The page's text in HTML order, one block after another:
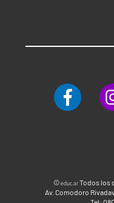
©educ.arTodos los
Av. Comodoro